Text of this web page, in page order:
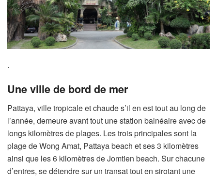
.
Une ville de bord de mer
Pattaya, ville tropicale et chaude s’il en est tout au long de
l’année, demeure avant tout une station balnéaire avec de
longs kilomètres de plages. Les trois principales sont la
plage de Wong Amat, Pattaya beach et ses 3 kilomètres
ainsi que les 6 kilomètres de Jomtien beach. Sur chacune
d’entres, se détendre sur un transat tout en sirotant une